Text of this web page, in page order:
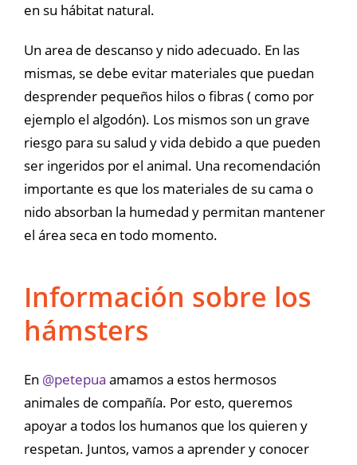
en su hábitat natural.
Un area de descanso y nido adecuado. En las
mismas, se debe evitar materiales que puedan
desprender pequeños hilos o fibras ( como por
ejemplo el algodón). Los mismos son un grave
riesgo para su salud y vida debido a que pueden
ser ingeridos por el animal. Una recomendación
importante es que los materiales de su cama o
nido absorban la humedad y permitan mantener
el área seca en todo momento.
Información sobre los
hámsters
En @petepua amamos a estos hermosos
animales de compañía. Por esto, queremos
apoyar a todos los humanos que los quieren y
respetan. Juntos, vamos a aprender y conocer